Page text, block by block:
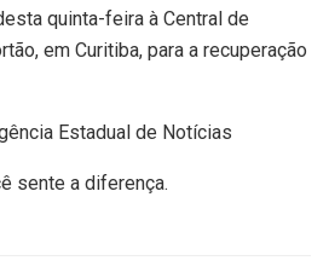
quinta-feira à Central de
em Curitiba, para a recuperação
Estadual de Notícias
sente a diferença.